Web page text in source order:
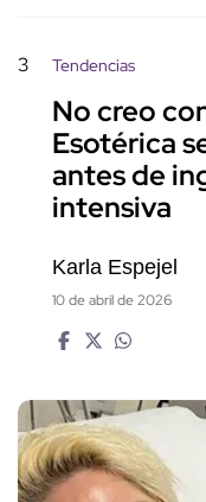
3 Tendencias
No creo
Esotérica
antes de
intensiva
Karla Espejel
10 de abril de 2026